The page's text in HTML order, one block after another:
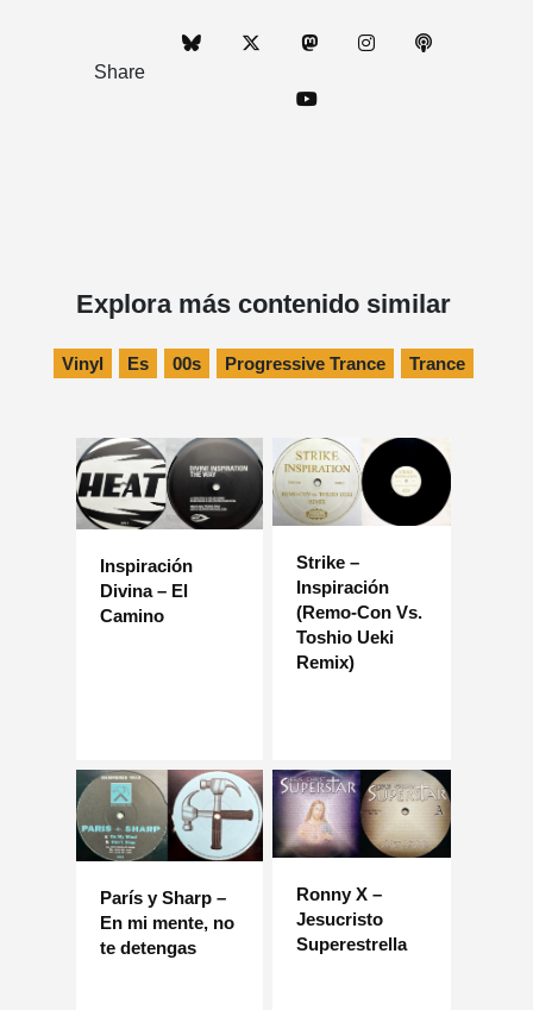
Share
Explora más contenido similar
Vinyl Es 00s Progressive Trance Trance
Inspiración
Divina – El
Camino
Strike –
Inspiración
(Remo-Con Vs.
Toshio Ueki
Remix)
París y Sharp –
En mi mente, no
te detengas
Ronny X –
Jesucristo
Superestrella